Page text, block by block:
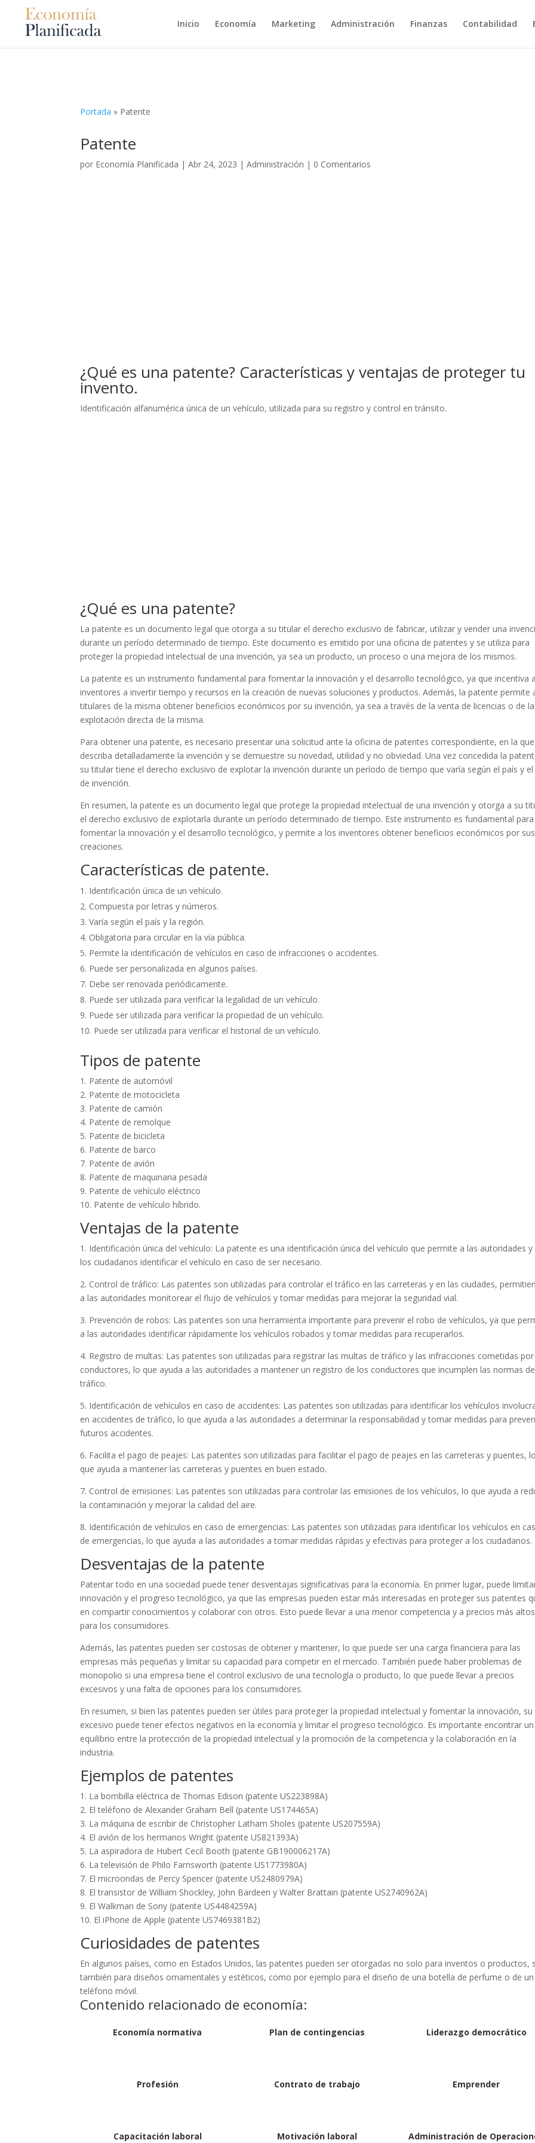
Inicio Economía Marketing Administración Finanzas Contabilidad
Portada » Patente
Patente
por Economía Planificada |Abr 24, 2023 |Administración | 0 Comentarios
¿Qué es una patente? Características y ventajas de proteger tu
invento.
Identificación alfanumérica única de un vehículo, utilizada para su registro y control en tránsito.
¿Qué es una patente?
La patente es un documento legal que otorga a su titular el derecho exclusivo de fabricar, utilizar y vender una
durante un período determinado de tiempo. Este documento es emitido por una oficina de patentes y se utiliza para
proteger la propiedad intelectual de una invención, ya sea un producto, un proceso o una mejora de los mismos.
La patente es un instrumento fundamental para fomentar la innovación y el desarrollo tecnológico, ya que incentiva
inventores a invertir tiempo y recursos en la creación de nuevas soluciones y productos. Además, la patente permite
titulares de la misma obtener beneficios económicos por su invención, ya sea a través de la venta de licencias o de la
explotación directa de la misma.
Para obtener una patente, es necesario presentar una solicitud ante la oficina de patentes correspondiente, en la
describa detalladamente la invención y se demuestre su novedad, utilidad y no obviedad. Una vez concedida la
su titular tiene el derecho exclusivo de explotar la invención durante un período de tiempo que varía según el país y
de invención.
En resumen, la patente es un documento legal que protege la propiedad intelectual de una invención y otorga a su
el derecho exclusivo de explotarla durante un período determinado de tiempo. Este instrumento es fundamental para
fomentar la innovación y el desarrollo tecnológico, y permite a los inventores obtener beneficios económicos por sus
creaciones.
Características de patente.
Identificación única de un vehículo.
Compuesta por letras y números.
Varía según el país y la región.
Obligatoria para circular en la vía pública.
Permite la identificación de vehículos en caso de infracciones o accidentes.
Puede ser personalizada en algunos países.
Debe ser renovada periódicamente.
Puede ser utilizada para verificar la legalidad de un vehículo.
Puede ser utilizada para verificar la propiedad de un vehículo.
Puede ser utilizada para verificar el historial de un vehículo.
Tipos de patente
1. Patente de automóvil
2. Patente de motocicleta
3. Patente de camión
4. Patente de remolque
5. Patente de bicicleta
6. Patente de barco
7. Patente de avión
8. Patente de maquinaria pesada
9. Patente de vehículo eléctrico
10. Patente de vehículo híbrido.
Ventajas de la patente
1. Identificación única del vehículo: La patente es una identificación única del vehículo que permite a las autoridades y
los ciudadanos identificar el vehículo en caso de ser necesario.
2. Control de tráfico: Las patentes son utilizadas para controlar el tráfico en las carreteras y en las ciudades,
a las autoridades monitorear el flujo de vehículos y tomar medidas para mejorar la seguridad vial.
3. Prevención de robos: Las patentes son una herramienta importante para prevenir el robo de vehículos, ya que
a las autoridades identificar rápidamente los vehículos robados y tomar medidas para recuperarlos.
4. Registro de multas: Las patentes son utilizadas para registrar las multas de tráfico y las infracciones cometidas
conductores, lo que ayuda a las autoridades a mantener un registro de los conductores que incumplen las normas de
tráfico.
5. Identificación de vehículos en caso de accidentes: Las patentes son utilizadas para identificar los vehículos
en accidentes de tráfico, lo que ayuda a las autoridades a determinar la responsabilidad y tomar medidas para
futuros accidentes.
6. Facilita el pago de peajes: Las patentes son utilizadas para facilitar el pago de peajes en las carreteras y puentes, lo
que ayuda a mantener las carreteras y puentes en buen estado.
7. Control de emisiones: Las patentes son utilizadas para controlar las emisiones de los vehículos, lo que ayuda a
la contaminación y mejorar la calidad del aire.
8. Identificación de vehículos en caso de emergencias: Las patentes son utilizadas para identificar los vehículos en
de emergencias, lo que ayuda a las autoridades a tomar medidas rápidas y efectivas para proteger a los ciudadanos.
Desventajas de la patente
Patentar todo en una sociedad puede tener desventajas significativas para la economía. En primer lugar, puede
innovación y el progreso tecnológico, ya que las empresas pueden estar más interesadas en proteger sus patentes
en compartir conocimientos y colaborar con otros. Esto puede llevar a una menor competencia y a precios más altos
para los consumidores.
Además, las patentes pueden ser costosas de obtener y mantener, lo que puede ser una carga financiera para las
empresas más pequeñas y limitar su capacidad para competir en el mercado. También puede haber problemas de
monopolio si una empresa tiene el control exclusivo de una tecnología o producto, lo que puede llevar a precios
excesivos y una falta de opciones para los consumidores.
En resumen, si bien las patentes pueden ser útiles para proteger la propiedad intelectual y fomentar la innovación, su
excesivo puede tener efectos negativos en la economía y limitar el progreso tecnológico. Es importante encontrar un
equilibrio entre la protección de la propiedad intelectual y la promoción de la competencia y la colaboración en la
industria.
Ejemplos de patentes
1. La bombilla eléctrica de Thomas Edison (patente US223898A)
2. El teléfono de Alexander Graham Bell (patente US174465A)
3. La máquina de escribir de Christopher Latham Sholes (patente US207559A)
4. El avión de los hermanos Wright (patente US821393A)
5. La aspiradora de Hubert Cecil Booth (patente GB190006217A)
6. La televisión de Philo Farnsworth (patente US1773980A)
7. El microondas de Percy Spencer (patente US2480979A)
8. El transistor de William Shockley, John Bardeen y Walter Brattain (patente US2740962A)
9. El Walkman de Sony (patente US4484259A)
10. El iPhone de Apple (patente US7469381B2)
Curiosidades de patentes
En algunos países, como en Estados Unidos, las patentes pueden ser otorgadas no solo para inventos o productos,
también para diseños ornamentales y estéticos, como por ejemplo para el diseño de una botella de perfume o de un
teléfono móvil.
Contenido relacionado de economía:
Economía normativa Plan de contingencias Liderazgo democrático
Profesión Contrato de trabajo Emprender
Capacitación laboral Motivación laboral Administración de